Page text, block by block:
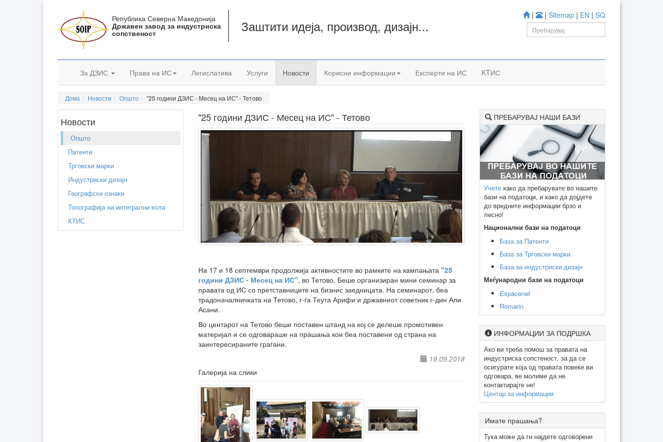
| | Sitemap | EN | SQ
Република Северна Македонија
Државен завод за индустриска
сопственост Заштити идеја, производ, дизајн...
За ДЗИС Права на ИС Легислатива Услуги Новости Корисни информации Експерти на ИС KTИС
Дома Новости Општо "25 години ДЗИС - Месец на ИС" - Тетово
Новости
Општо
Патенти
Трговски марки
Индустриски дизајн
Географски ознаки
Топографија на интегрални кола
КТИС
"25 години ДЗИС - Месец на ИС" - Тетово
На 17 и 18 септември продолжија активностите во рамките на кампањата "25
години ДЗИС - Месец на ИС", во Тетово. Беше организиран мини семинар за
правата од ИС со претставниците на бизнис заедницата. На семинарот, беа
традоначалничката на Тетово, г-ѓа Теута Арифи и државниот советник г-дин Али
Асани.
Во центарот на Тетово беше поставен штанд на кој се делеше промотивен
материјал и се одговараше на прашања кои беа поставени од страна на
заинтересираните граѓани.
19.09.2018
Галерија на слики
ПРЕБАРУВАЈ НАШИ БАЗИ
Учете како да пребарувате во нашите
бази на податоци, и како да дојдете
до вредните информации брзо и
лесно!
Национални бази на податоци
База за Патенти
База за Трговски марки
База за индустриски дизајн
Меѓународни бази на податоци
Espacenet
Romarin
ИНФОРМАЦИИ ЗА ПОДРШКА
Ако ви треба помош за правата на
индустриска сопстеност, за да се
осигурате која од правата повеќе ви
одговара, ве молиме да не
контактирајте не!
Центар за информации
Имате прашања?
Тука може да ги најдете одговорени